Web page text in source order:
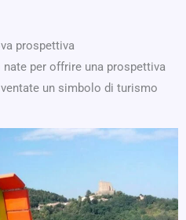
prospettiva
nate per offrire una prospettiva
un simbolo di turismo